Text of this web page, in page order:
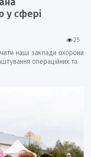
у сфері
25
наші заклади охорони
операційних та